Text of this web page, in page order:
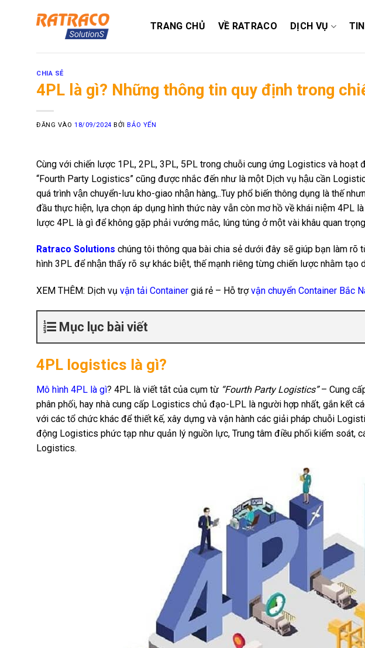
TRANG CHỦ VỀ RATRACO DỊCH VỤ
CHIA SẺ
4PL là gì? Những thông tin quy định trong
ĐĂNG VÀO18/09/2024 BỞIBẢO YẾN
Cùng với chiến lược 1PL, 2PL, 3PL, 5PL trong chuỗi cung ứng Logistics và
“Fourth Party Logistics” cũng được nhắc đến như là một Dịch vụ hậu cần
quá trình vận chuyển-lưu kho-giao nhận hàng,..Tuy phổ biến thông dụng là thế
đầu thực hiện, lựa chọn áp dụng hình thức này vẫn còn mơ hồ về khái niệm 4PL
lược 4PL là gì để không gặp phải vướng mắc, lúng túng ở một vài khâu quan
Ratraco Solutions chúng tôi thông qua bài chia sẻ dưới đây sẽ giúp bạn làm
hình 3PL để nhận thấy rõ sự khác biệt, thế mạnh riêng từng chiến lược nhằm tạo
XEM THÊM: Dịch vụ vận tải Container giá rẻ – Hỗ trợvận chuyển Container Bắc
Mục lục bài viết
4PL logistics là gì?
Mô hình 4PL là gì? 4PL là viết tắt của cụm từ “Fourth Party Logistics”– Cung
phân phối, hay nhà cung cấp Logistics chủ đạo-LPL là người hợp nhất, gắn kết
với các tổ chức khác để thiết kế, xây dựng và vận hành các giải pháp chuỗi
động Logistics phức tạp như quản lý nguồn lực, Trung tâm điều phối kiểm soát,
Logistics.